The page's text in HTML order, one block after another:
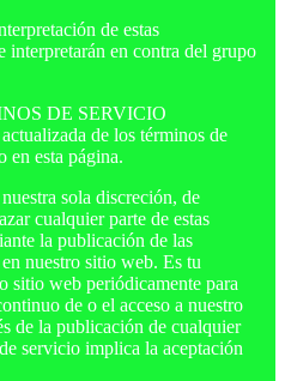
de estas
interpretarán en contra del grupo
DE SERVICIO
de los términos de
en esta página.
sola discreción, de
cualquier parte de estas
la publicación de las
nuestro sitio web. Es tu
sitio web periódicamente para
de o el acceso a nuestro
de la publicación de cualquier
servicio implica la aceptación